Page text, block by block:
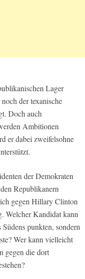
Lager
der texanische
Doch auch
Ambitionen
er dabei zweifelsohne
der Demokraten
Republikanern
gegen Hillary Clinton
Welcher Kandidat kann
punkten, sondern
Wer kann vielleicht
gegen die dort